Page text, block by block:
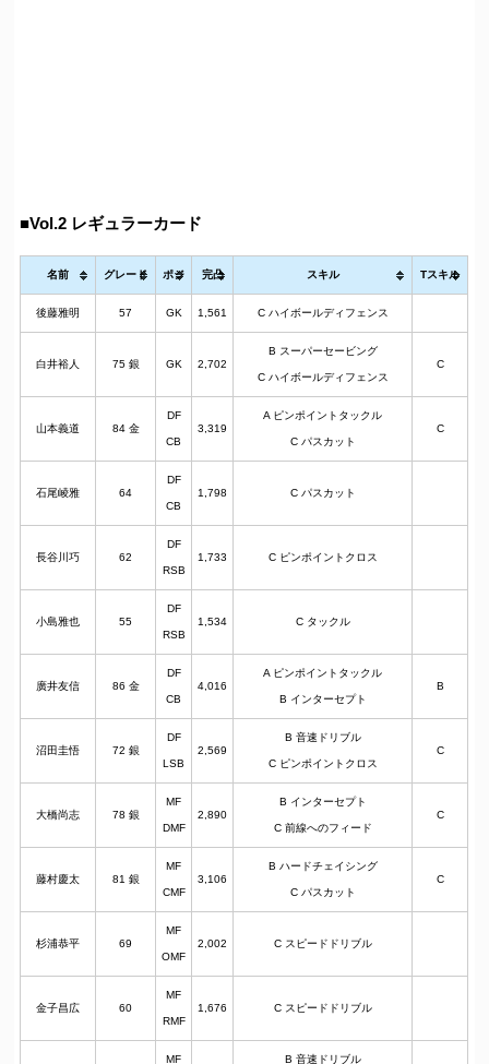
■Vol.2 レギュラーカード
名前 グレード ポジ 完凸 スキル Tスキル
後藤雅明 57 GK 1,561 C ハイボールディフェンス
白井裕人 75 銀 GK 2,702
B スーパーセービング
C ハイボールディフェンス
C
山本義道 84 金
DF
CB
3,319
A ピンポイントタックル
C パスカット
C
石尾崚雅 64
DF
CB
1,798 C パスカット
長谷川巧 62
DF
RSB
1,733 C ピンポイントクロス
小島雅也 55
DF
RSB
1,534 C タックル
廣井友信 86 金
DF
CB
4,016
A ピンポイントタックル
B インターセプト
B
沼田圭悟 72 銀
DF
LSB
2,569
B 音速ドリブル
C ピンポイントクロス
C
大橋尚志 78 銀
MF
DMF
2,890
B インターセプト
C 前線へのフィード
C
藤村慶太 81 銀
MF
CMF
3,106
B ハードチェイシング
C パスカット
C
杉浦恭平 69
MF
OMF
2,002 C スピードドリブル
金子昌広 60
MF
RMF
1,676 C スピードドリブル
MF B 音速ドリブル